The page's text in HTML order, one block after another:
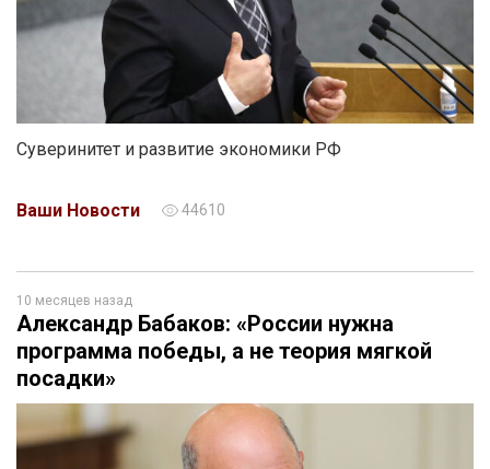
Суверинитет и развитие экономики РФ
Ваши Новости 44610
10 месяцев назад
Александр Бабаков: «России нужна
программа победы, а не теория мягкой
посадки»